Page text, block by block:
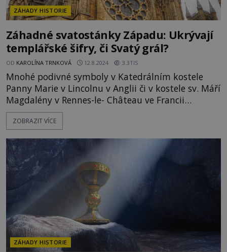
ZÁHADY HISTORIE
Záhadné svatostánky Západu: Ukrývají
templářské šifry, či Svatý grál?
OD KAROLÍNA TRNKOVÁ 12.8.2024 3.3TIS
Mnohé podivné symboly v Katedrálním kostele
Panny Marie v Lincolnu v Anglii či v kostele sv. Máří
Magdalény v Rennes-le- Château ve Francii
naznačují, že do nich chtěl kdosi ukrýt jinak
nesdělitelná tajemství. Zvláštní postavení soch,
naznačují, že by za vším mohli stát proslulí rytíři
templářského řádu. Můžeme snad v těchto
svatostáncích hledat i s
ZOBRAZIT VÍCE
ZÁHADY HISTORIE